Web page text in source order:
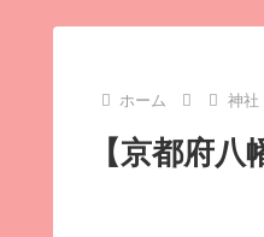
ホーム 神社
【京都府